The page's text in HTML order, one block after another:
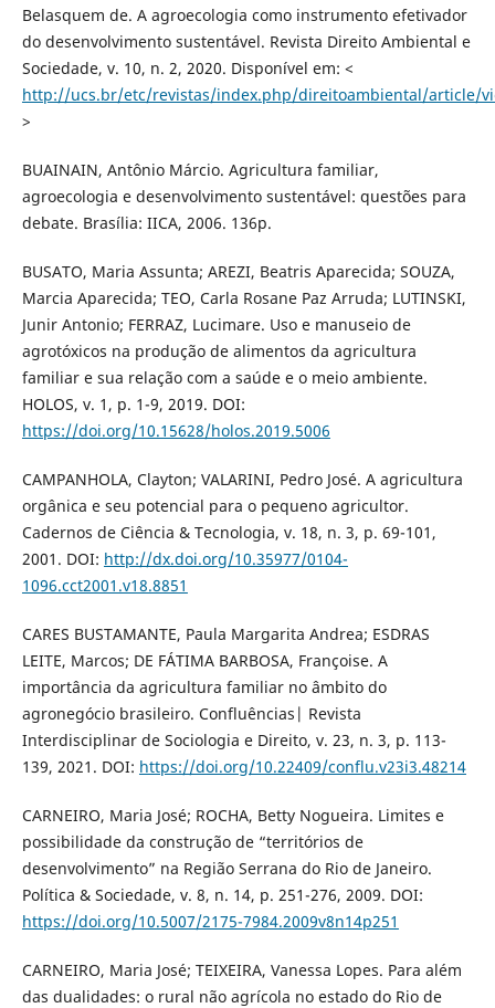
Belasquem de. A agroecologia como instrumento efetivador
do desenvolvimento sustentável. Revista Direito Ambiental e
Sociedade, v. 10, n. 2, 2020. Disponível em: <
http://ucs.br/etc/revistas/index.php/direitoambiental/article/
>
BUAINAIN, Antônio Márcio. Agricultura familiar,
agroecologia e desenvolvimento sustentável: questões para
debate. Brasília: IICA, 2006. 136p.
BUSATO, Maria Assunta; AREZI, Beatris Aparecida; SOUZA,
Marcia Aparecida; TEO, Carla Rosane Paz Arruda; LUTINSKI,
Junir Antonio; FERRAZ, Lucimare. Uso e manuseio de
agrotóxicos na produção de alimentos da agricultura
familiar e sua relação com a saúde e o meio ambiente.
HOLOS, v. 1, p. 1-9, 2019. DOI:
https://doi.org/10.15628/holos.2019.5006
CAMPANHOLA, Clayton; VALARINI, Pedro José. A agricultura
orgânica e seu potencial para o pequeno agricultor.
Cadernos de Ciência & Tecnologia, v. 18, n. 3, p. 69-101,
2001. DOI: http://dx.doi.org/10.35977/0104-
1096.cct2001.v18.8851
CARES BUSTAMANTE, Paula Margarita Andrea; ESDRAS
LEITE, Marcos; DE FÁTIMA BARBOSA, Françoise. A
importância da agricultura familiar no âmbito do
agronegócio brasileiro. Confluências| Revista
Interdisciplinar de Sociologia e Direito, v. 23, n. 3, p. 113-
139, 2021. DOI: https://doi.org/10.22409/conflu.v23i3.48214
CARNEIRO, Maria José; ROCHA, Betty Nogueira. Limites e
possibilidade da construção de “territórios de
desenvolvimento” na Região Serrana do Rio de Janeiro.
Política & Sociedade, v. 8, n. 14, p. 251-276, 2009. DOI:
https://doi.org/10.5007/2175-7984.2009v8n14p251
CARNEIRO, Maria José; TEIXEIRA, Vanessa Lopes. Para além
das dualidades: o rural não agrícola no estado do Rio de